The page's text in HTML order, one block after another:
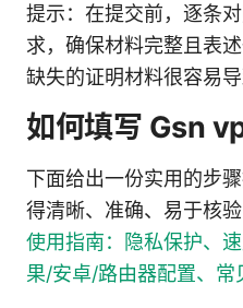
提示：在提交前，逐条
求，确保材料完整且表
缺失的证明材料很容易
如何填写 Gsn
下面给出一份实用的步
得清晰、准确、易于核验
使用指南：隐私保护、
果/安卓/路由器配置、常